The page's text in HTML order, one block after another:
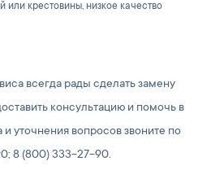
или крестовины, низкое качество
всегда рады сделать замену
консультацию и помочь в
и уточнения вопросов звоните по
8 (800) 333-27-90.